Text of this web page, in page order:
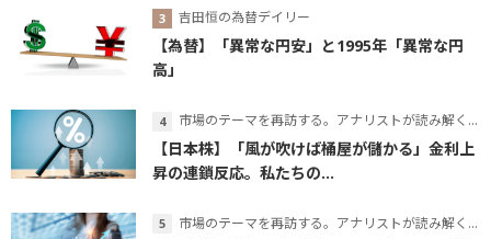
吉田恒の為替デイリー
【為替】「異常な円安」と1995年「異常な円
高」
市場のテーマを再訪する。アナリストが読み解くテーマの本質
【日本株】「風が吹けば桶屋が儲かる」金利上
昇の連鎖反応。私たちの...
市場のテーマを再訪する。アナリストが読み解くテーマの本質